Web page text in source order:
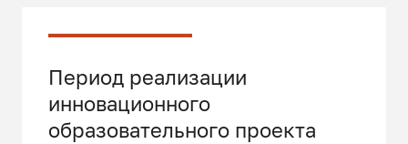
Период реализации
инновационного
образовательного проекта